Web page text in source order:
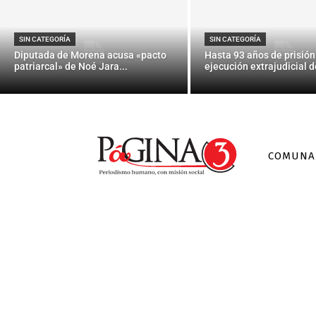
SIN CATEGORÍA
Diputada de Morena acusa «pacto
patriarcal» de Noé Jara...
SIN CATEGORÍA
Hasta 93 años de
ejecución extrajudicial
Colusión